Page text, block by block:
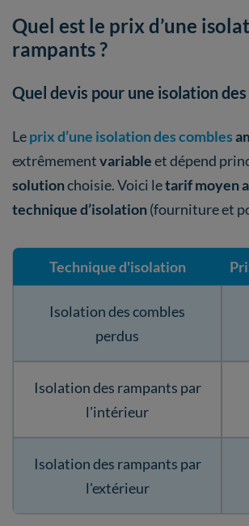
Quel est le prix d’une
rampants ?
Quel devis pour une isolation
Leprix d’une isolation des combles
extrêmementvariableet dépend
solutionchoisie. Voici letarif moyen
technique d’isolation(fourniture et
Technique d'isolation
Isolation des combles
perdus
Isolation des rampants par
l'intérieur
Isolation des rampants par
l'extérieur